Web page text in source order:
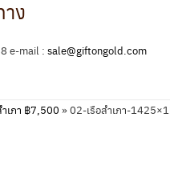
ง
e-mail : sale@giftongold.com
ำเภา ฿7,500 »02-เรือสำเภา-